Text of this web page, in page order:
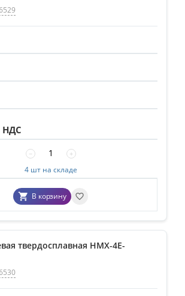
НДС
+
−
4 шт на складе
В корзину
твердосплавная HMX-4E-